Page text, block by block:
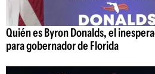
Quién es Byron Donalds, el
para gobernador de Florida